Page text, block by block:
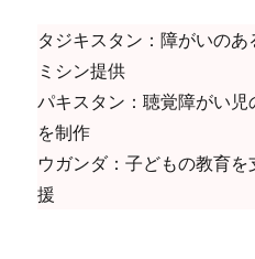
タジキスタン：障がいの
ミシン提供
パキスタン：聴覚障がい児
を制作
ウガンダ：子どもの教育
援